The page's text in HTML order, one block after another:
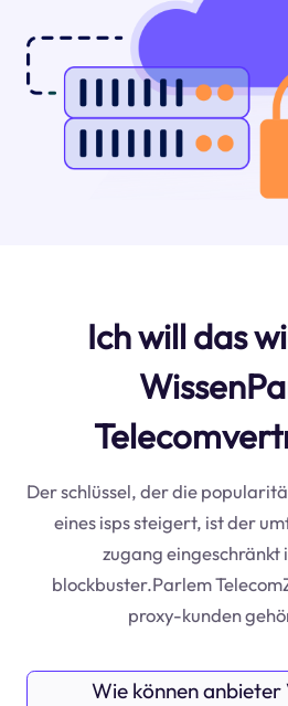
Ich will das
Der schlüssel, der die
eines isps steigert, ist der
zugang eingeschränkt
blockbuster.Parlem
proxy-kunden
Wie können